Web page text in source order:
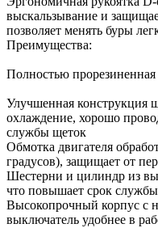
выскальзывание и
позволяет менять буры
Преимущества:
Полностью прорезиненная
Улучшенная конструкция
охлаждение, хорошо
службы щеток
Обмотка двигателя
градусов), защищает от
Шестерни и цилиндр из
что повышает срок
Высокопрочный корпус с
выключатель удобнее в